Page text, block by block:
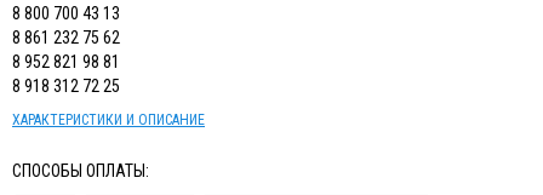
8 800 700 43 13
8 861 232 75 62
8 952 821 98 81
8 918 312 72 25
ХАРАКТЕРИСТИКИ И ОПИСАНИЕ
СПОСОБЫ ОПЛАТЫ: